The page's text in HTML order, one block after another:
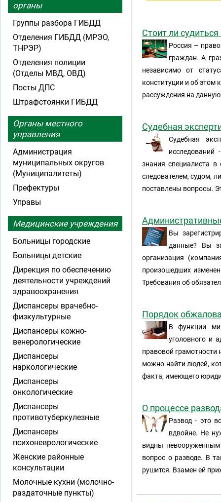
Стоит ли
Россия –
граждан. А
независимо от
конституции и об этом
рассуждения на данную
Судебная
Судебная
знания специалиста
следователем, судом,
поставлены вопросы.
Вы
данные? Вы
организация
произошедших
Требования об
Порядок
В функции
уголовного и
правовой грамотности
можно найти людей,
факта, имеющего
О процессе
Развод - это
вдвойне. Не
видны
вопрос о разводе. В
рушится. Взамен ей
органы
Группы разбора ГИБДД
Отделения ГИБДД (МРЭО,
ТНРЭР)
Отделения полиции
(Отделы МВД, ОВД)
Посты ДПС
Штрафстоянки ГИБДД
Органы местного
управления
Администрация
муниципальных округов
(Муниципалитеты)
Префектуры
Управы
Медицинские учреждения
Больницы городские
Больницы детские
Дирекция по обеспечению
деятельности учреждений
здравоохранения
Диспансеры врачебно-
физкультурные
Диспансеры кожно-
венерологические
Диспансеры
наркологические
Диспансеры
онкологические
Диспансеры
противотуберкулезные
Диспансеры
психоневрологические
Женские районные
консультации
Молочные кухни (молочно-
раздаточные пункты)